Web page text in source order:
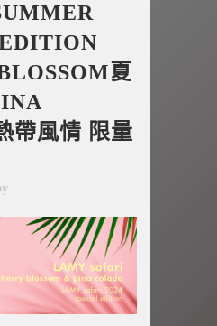
夏
帶風情 限量